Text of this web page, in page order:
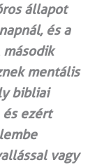
állapot
és a
mentális
bibliai
ezért
vagy